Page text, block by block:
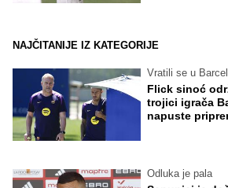
NAJČITANIJE IZ KATEGORIJE
Vratili se u
Flick sinoć
trojici igrača
napuste
Odluka je pala